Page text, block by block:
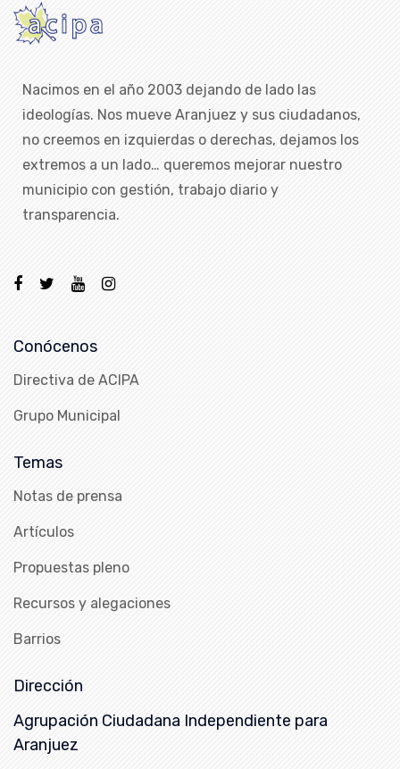
Nacimos en el año 2003 dejando de lado las
ideologías. Nos mueve Aranjuez y sus ciudadanos,
no creemos en izquierdas o derechas, dejamos los
extremos a un lado… queremos mejorar nuestro
municipio con gestión, trabajo diario y
transparencia.
Conócenos
Directiva de ACIPA
Grupo Municipal
Temas
Notas de prensa
Artículos
Propuestas pleno
Recursos y alegaciones
Barrios
Dirección
Agrupación Ciudadana Independiente para
Aranjuez